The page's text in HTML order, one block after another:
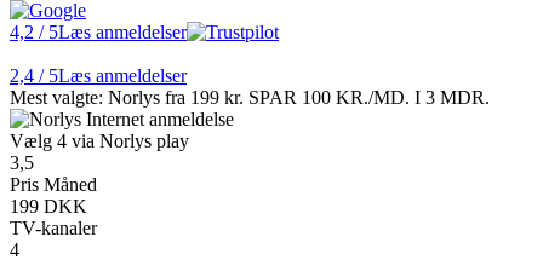
4,2 / 5Læs anmeldelser
2,4 / 5Læs anmeldelser
Mest valgte: Norlys fra 199 kr. SPAR 100 KR./MD. I 3 MDR.
Vælg 4 via Norlys play
3,5
Pris Måned
199 DKK
TV-kanaler
4